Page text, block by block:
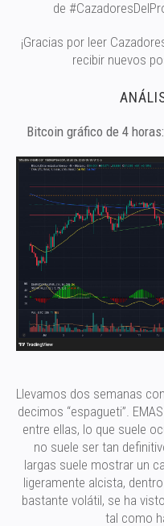
de
¡Gracias por leer
recibir nuevos
Bitcoin gráfico de 4 horas:
Llevamos dos semanas
decimos “espagueti”.
entre ellas, lo que suele
no suele ser tan
largas suele mostrar un
ligeramente alcista,
bastante volátil, se ha
tal como